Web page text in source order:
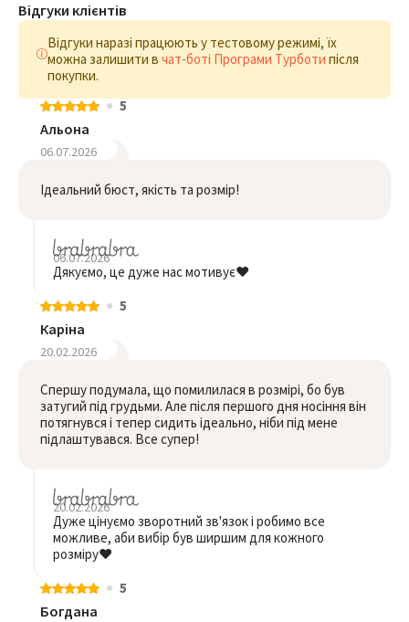
Відгуки клієнтів
Відгуки наразі працюють у тестовому режимі, їх
можна залишити в чат-боті Програми Турботи після
покупки.
5
Альона
06.07.2026
Ідеальний бюст, якість та розмір!
06.07.2026
Дякуємо, це дуже нас мотивує❤️
5
Каріна
20.02.2026
Спершу подумала, що помилилася в розмірі, бо був
затугий під грудьми. Але після першого дня носіння він
потягнувся і тепер сидить ідеально, ніби під мене
підлаштувався. Все супер!
20.02.2026
Дуже цінуємо зворотний зв'язок і робимо все
можливе, аби вибір був ширшим для кожного
розміру❤️
5
Богдана